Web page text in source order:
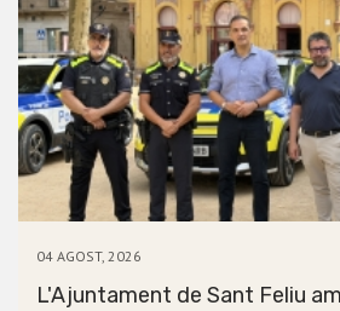
04 AGOST, 2026
L'Ajuntament de Sant Feliu